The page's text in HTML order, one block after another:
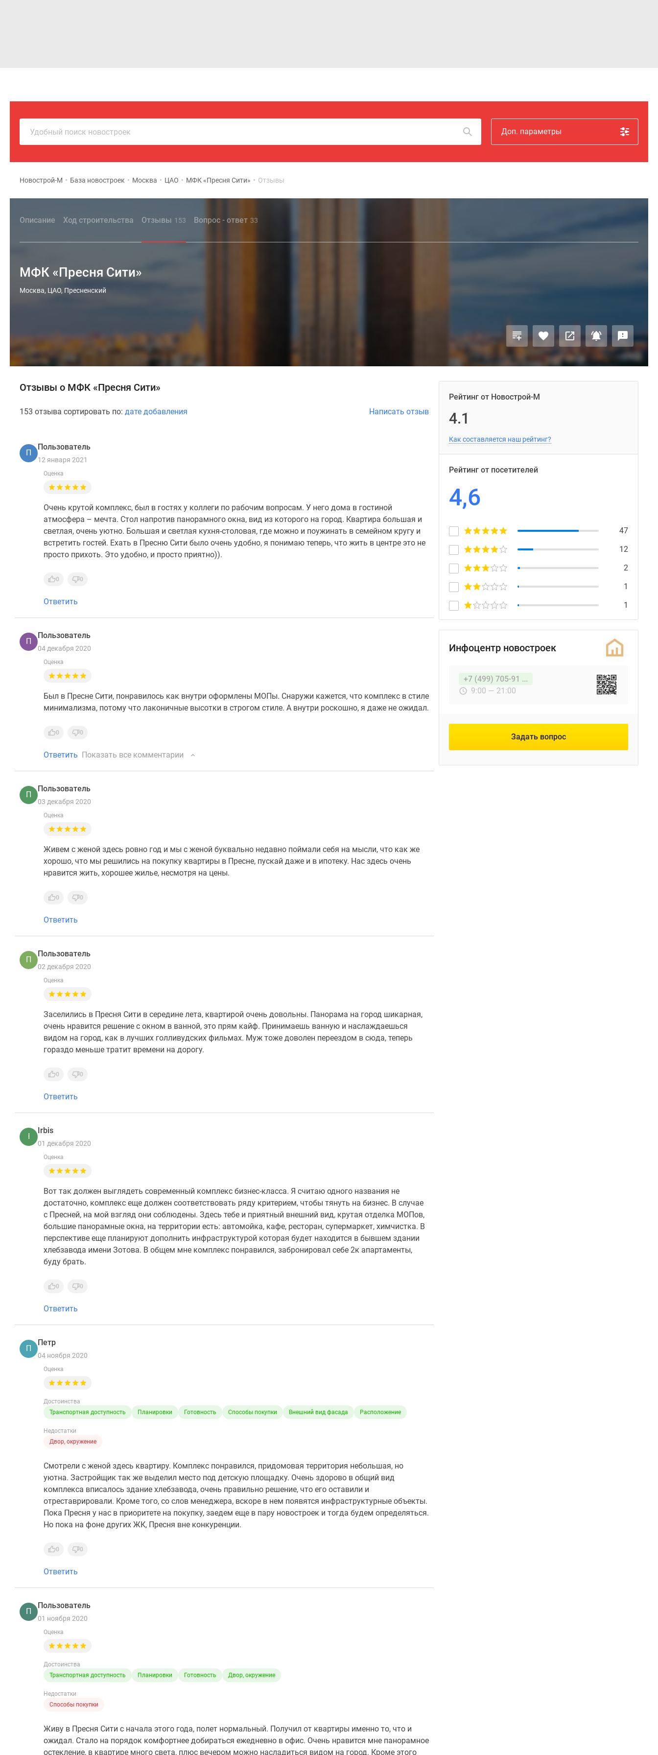
Удобный поиск новостроек Доп. параметры
Новострой-М • База новостроек • Москва • ЦАО • МФК «Пресня Сити» • Отзывы
Описание Ход строительства Отзывы 153 Вопрос - ответ 33
МФК «Пресня Сити»
Москва, ЦАО, Пресненский
Отзывы о МФК «Пресня Сити»
153 отзыва сортировать по: дате добавления Написать отзыв
П
Пользователь
12 января 2021
Оценка
Очень крутой комплекс, был в гостях у коллеги по рабочим вопросам. У него дома в гостиной
атмосфера – мечта. Стол напротив панорамного окна, вид из которого на город. Квартира большая и
светлая, очень уютно. Большая и светлая кухня-столовая, где можно и поужинать в семейном кругу и
встретить гостей. Ехать в Пресню Сити было очень удобно, я понимаю теперь, что жить в центре это не
просто прихоть. Это удобно, и просто приятно)).
0 0
Ответить
П
Пользователь
04 декабря 2020
Оценка
Был в Пресне Сити, понравилось как внутри оформлены МОПы. Снаружи кажется, что комплекс в стиле
минимализма, потому что лаконичные высотки в строгом стиле. А внутри роскошно, я даже не ожидал.
0 0
Ответить Показать все комментарии
П
Пользователь
03 декабря 2020
Оценка
Живем с женой здесь ровно год и мы с женой буквально недавно поймали себя на мысли, что как же
хорошо, что мы решились на покупку квартиры в Пресне, пускай даже и в ипотеку. Нас здесь очень
нравится жить, хорошее жилье, несмотря на цены.
0 0
Ответить
П
Пользователь
02 декабря 2020
Оценка
Заселились в Пресня Сити в середине лета, квартирой очень довольны. Панорама на город шикарная,
очень нравится решение с окном в ванной, это прям кайф. Принимаешь ванную и наслаждаешься
видом на город, как в лучших голливудских фильмах. Муж тоже доволен переездом в сюда, теперь
гораздо меньше тратит времени на дорогу.
0 0
Ответить
I
Irbis
01 декабря 2020
Оценка
Вот так должен выглядеть современный комплекс бизнес-класса. Я считаю одного названия не
достаточно, комплекс еще должен соответствовать ряду критерием, чтобы тянуть на бизнес. В случае
с Пресней, на мой взгляд они соблюдены. Здесь тебе и приятный внешний вид, крутая отделка МОПов,
большие панорамные окна, на территории есть: автомойка, кафе, ресторан, супермаркет, химчистка. В
перспективе еще планируют дополнить инфраструктурой которая будет находится в бывшем здании
хлебзавода имени Зотова. В общем мне комплекс понравился, забронировал себе 2к апартаменты,
буду брать.
0 0
Ответить
П
Петр
04 ноября 2020
Оценка
Достоинства
Транспортная доступность
Планировки Готовность Способы покупки Внешний вид фасада Расположение
Недостатки
Двор, окружение
Смотрели с женой здесь квартиру. Комплекс понравился, придомовая территория небольшая, но
уютна. Застройщик так же выделил место под детскую площадку. Очень здорово в общий вид
комплекса вписалось здание хлебзавода, очень правильно решение, что его оставили и
отреставрировали. Кроме того, со слов менеджера, вскоре в нем появятся инфраструктурные объекты.
Пока Пресня у нас в приоритете на покупку, заедем еще в пару новостроек и тогда будем определяться.
Но пока на фоне других ЖК, Пресня вне конкуренции.
0 0
Ответить
П
Пользователь
01 ноября 2020
Оценка
Достоинства
Транспортная доступность
Планировки Готовность Двор, окружение
Недостатки
Способы покупки
Живу в Пресня Сити с начала этого года, полет нормальный. Получил от квартиры именно то, что и
ожидал. Стало на порядок комфортнее добираться ежедневно в офис. Очень нравится мне панорамное
остекление, в квартире много света, плюс вечером можно насладиться видом на город. Кроме этого
Рейтинг от Новострой-М
4.1
Как составляется наш рейтинг?
Рейтинг от посетителей
4,6
47
12
2
1
1
Инфоцентр новостроек
+7 (499) 705-91 ...
9:00 — 21:00
Задать вопрос